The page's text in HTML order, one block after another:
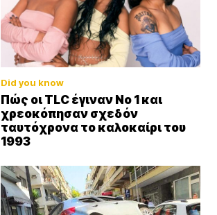
Did you know
Πώς οι TLC έγιναν Νο 1 και
χρεοκόπησαν σχεδόν
ταυτόχρονα το καλοκαίρι του
1993